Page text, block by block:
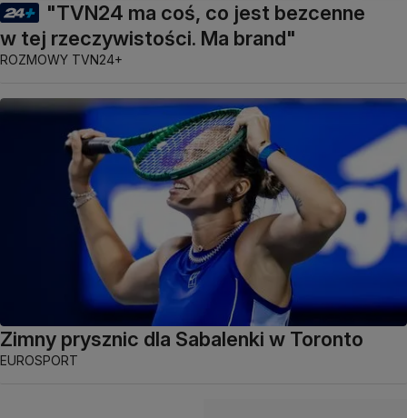
"TVN24 ma coś, co jest bezcenne
w tej rzeczywistości. Ma brand"
ROZMOWY TVN24+
Zimny prysznic dla Sabalenki w Toronto
EUROSPORT